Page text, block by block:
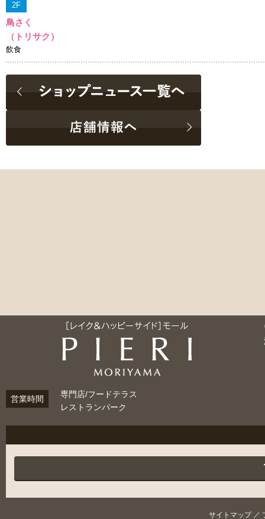
2F
鳥さく
（トリサク）
飲食
営業時間
専門店/フードテラス
レストランパーク
サイトマップ／